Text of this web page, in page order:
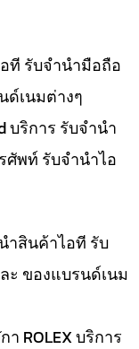
ที รับจำนำมือถือ
เนมต่างๆ
บริการ รับจำนำ
พท์ รับจำนำไอ
ำสินค้าไอที รับ
ะ ของแบรนด์เนม
ROLEX บริการ